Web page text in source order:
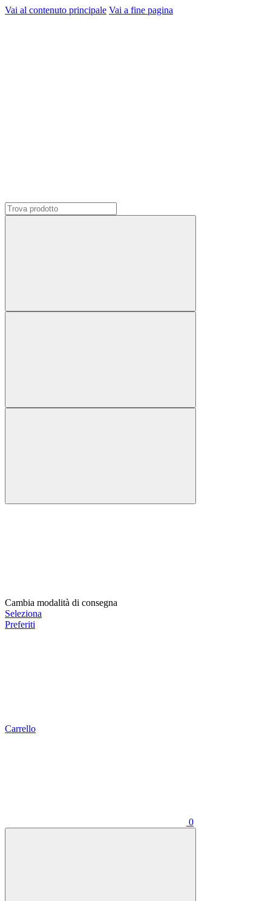
Vai al contenuto principale Vai a fine pagina
Cambia modalità di consegna
Seleziona
Preferiti
Carrello
0